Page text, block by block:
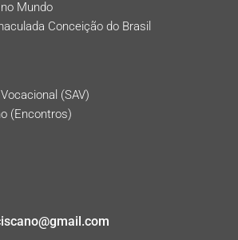
Mundo
Conceição do Brasil
(SAV)
(Encontros)